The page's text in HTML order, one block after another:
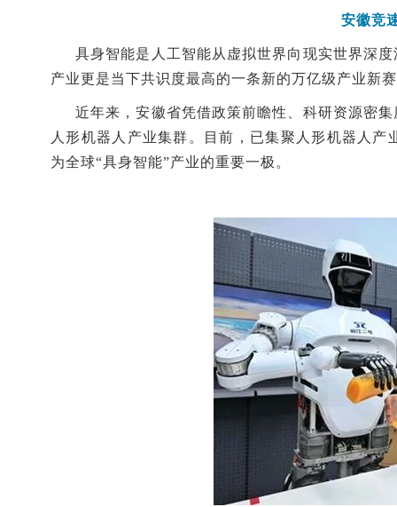
安徽竞
具身智能是人工智能从虚拟世界向现实世界深
产业更是当下共识度最高的一条新的万亿级产业新
近年来，安徽省凭借政策前瞻性、科研资源密
人形机器人产业集群。目前，已集聚人形机器人
为全球“具身智能”产业的重要一极。